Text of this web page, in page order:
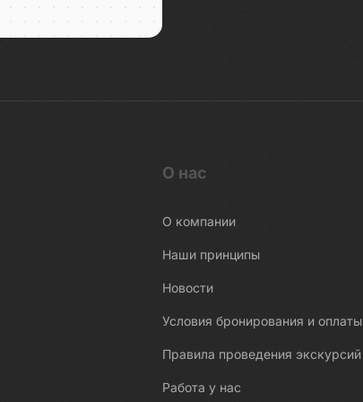
О нас
О компании
Наши принципы
Новости
Условия бронирования и оплаты
Правила проведения экскурсий
Работа у нас